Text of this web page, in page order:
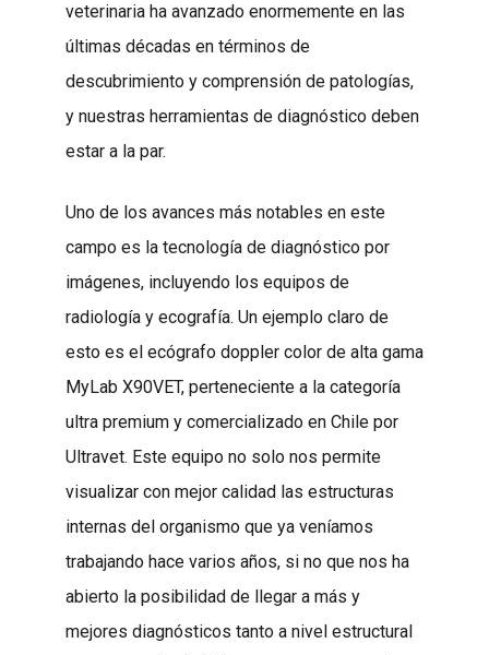
veterinaria ha avanzado enormemente en las
últimas décadas en términos de
descubrimiento y comprensión de patologías,
y nuestras herramientas de diagnóstico deben
estar a la par.
Uno de los avances más notables en este
campo es la tecnología de diagnóstico por
imágenes, incluyendo los equipos de
radiología y ecografía. Un ejemplo claro de
esto es el ecógrafo doppler color de alta gama
MyLab X90VET, perteneciente a la categoría
ultra premium y comercializado en Chile por
Ultravet. Este equipo no solo nos permite
visualizar con mejor calidad las estructuras
internas del organismo que ya veníamos
trabajando hace varios años, si no que nos ha
abierto la posibilidad de llegar a más y
mejores diagnósticos tanto a nivel estructural